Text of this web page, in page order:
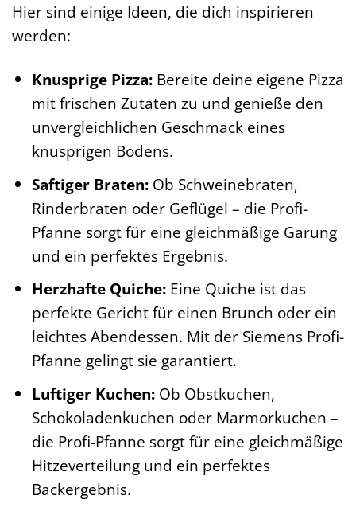
Hier sind einige Ideen, die dich inspirieren
werden:
Knusprige Pizza:Bereite deine eigene Pizza
mit frischen Zutaten zu und genieße den
unvergleichlichen Geschmack eines
knusprigen Bodens.
Saftiger Braten:Ob Schweinebraten,
Rinderbraten oder Geflügel – die Profi-
Pfanne sorgt für eine gleichmäßige Garung
und ein perfektes Ergebnis.
Herzhafte Quiche:Eine Quiche ist das
perfekte Gericht für einen Brunch oder ein
leichtes Abendessen. Mit der Siemens Profi-
Pfanne gelingt sie garantiert.
Luftiger Kuchen:Ob Obstkuchen,
Schokoladenkuchen oder Marmorkuchen –
die Profi-Pfanne sorgt für eine gleichmäßige
Hitzeverteilung und ein perfektes
Backergebnis.